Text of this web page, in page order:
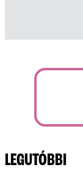
LEGUTÓBBI